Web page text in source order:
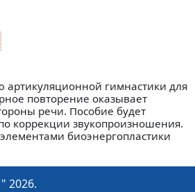
гимнастики для
повторение оказывает
речи. Пособие будет
коррекции звукопроизношения.
биоэнергопластики
2026.